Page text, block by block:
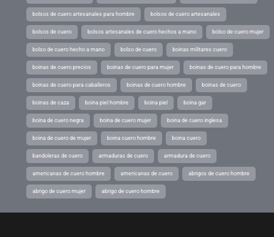
bolsos de cuero artesanales para hombre bolsos de cuero artesanales
bolsos de cuero bolsos artesanales de cuero hechos a mano bolso de cuero mujer
bolso de cuero hecho a mano bolso de cuero boinas militares cuero
boinas de cuero precios boinas de cuero para mujer boinas de cuero para hombre
boinas de cuero para caballeros boinas de cuero hombre boinas de cuero
boinas de caza boina piel hombre boina piel boina gar
boina de cuero negra boina de cuero mujer boina de cuero inglesa
boina de cuero de mujer boina cuero hombre boina cuero
bandoleras de cuero armaduras de cuero armadura de cuero
americanas de cuero hombre americanas de cuero abrigos de cuero hombre
abrigo de cuero mujer abrigo de cuero hombre